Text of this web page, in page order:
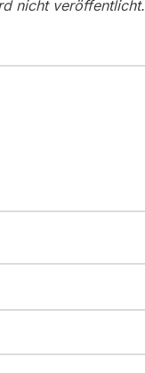
nicht veröffentlicht.